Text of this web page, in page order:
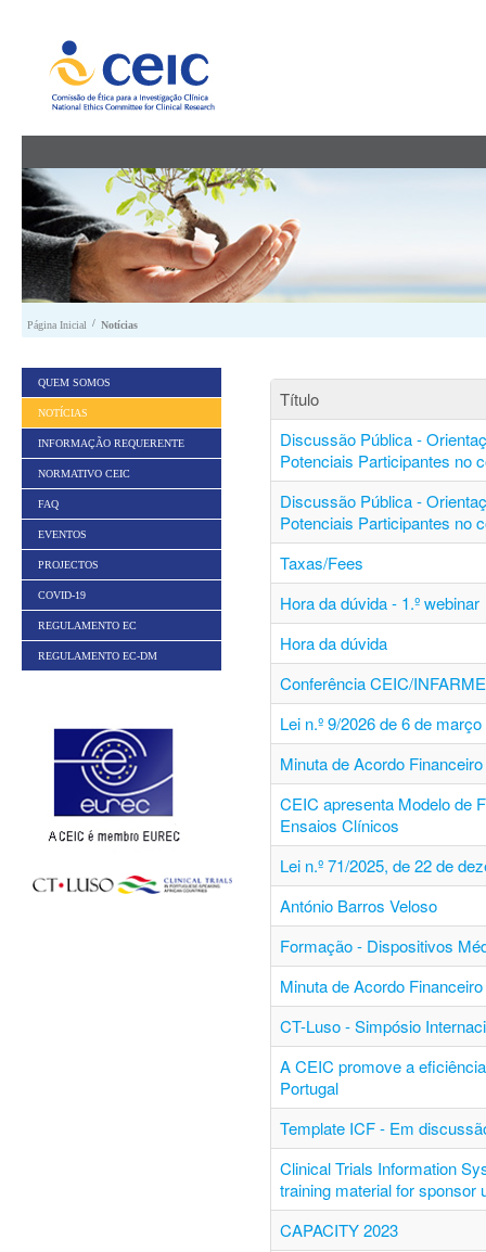
Página Inicial / Notícias
QUEM SOMOS
NOTÍCIAS
INFORMAÇÃO REQUERENTE
NORMATIVO CEIC
FAQ
EVENTOS
PROJECTOS
COVID-19
REGULAMENTO EC
REGULAMENTO EC-DM
Título
Discussão Pública -
Potenciais Participantes no
Discussão Pública -
Potenciais Participantes no
Taxas/Fees
Hora da dúvida - 1.º webinar
Hora da dúvida
Conferência CEIC/
Lei n.º 9/2026 de 6 de março
Minuta de Acordo
CEIC apresenta Modelo de
Ensaios Clínicos
Lei n.º 71/2025, de 22 de
António Barros Veloso
Formação - Dispositivos
Minuta de Acordo
CT-Luso - Simpósio
A CEIC promove a
Portugal
Template ICF - Em
Clinical Trials Information
training material for sponsor
CAPACITY 2023